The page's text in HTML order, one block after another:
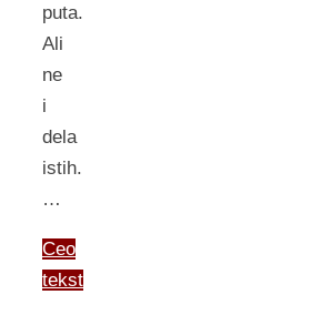
puta.
Ali
ne
i
dela
istih.
…
Ceo
tekst